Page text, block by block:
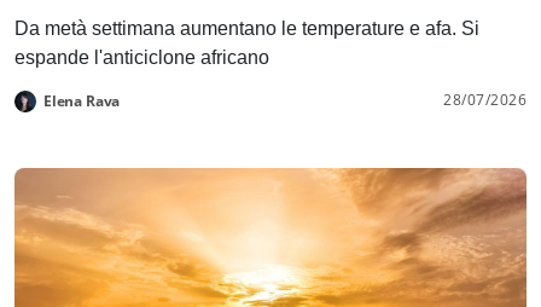
Da metà settimana aumentano le temperature e afa. Si
espande l'anticiclone africano
Elena Rava 28/07/2026